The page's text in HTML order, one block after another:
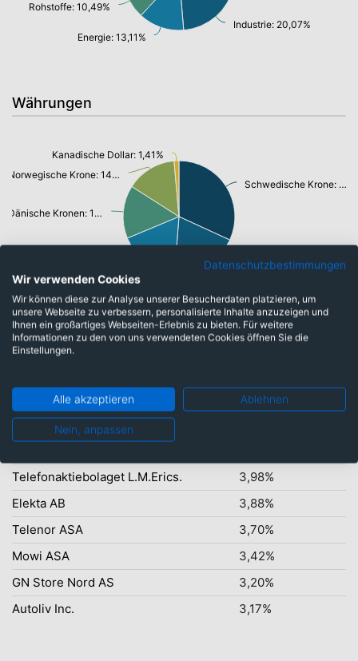
Industrie: 20,07%
Energie: 13,11%
Rohstoffe: 10,49%
Währungen
Schwedische Krone: 31,85%
Dänische Kronen: 15,30%
Norwegische Krone: 14,56%
Kanadische Dollar: 1,41%
Top-Ten Titel
Evolution AB (publ)
5,71%
Vestas Wind Systems A/S
Telefonaktiebolaget L.M.Erics.
3,98%
Elekta AB
3,88%
Telenor ASA
3,70%
Mowi ASA
3,42%
GN Store Nord AS
3,20%
Autoliv Inc.
3,17%
Datenschutzbestimmungen
Wir verwenden Cookies
Wir können diese zur Analyse unserer Besucherdaten platzieren, um
unsere Webseite zu verbessern, personalisierte Inhalte anzuzeigen und
Ihnen ein großartiges Webseiten-Erlebnis zu bieten. Für weitere
Informationen zu den von uns verwendeten Cookies öffnen Sie die
Einstellungen.
Alle akzeptieren Ablehnen
Nein, anpassen